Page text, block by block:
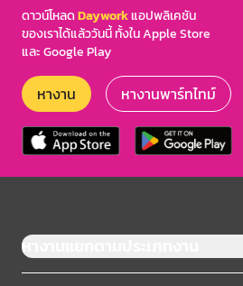
ดาวน์โหลดDayworkแอปพลิเคชัน
ของเราได้แล้ววันนี้ ทั้งใน Apple Store
และ Google Play
หางาน หางานพาร์ทไทม์
หางานแยกตามประเภทงาน